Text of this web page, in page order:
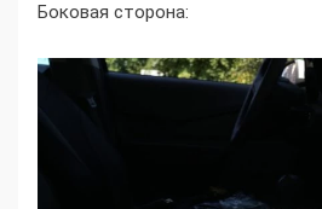
Боковая сторона: